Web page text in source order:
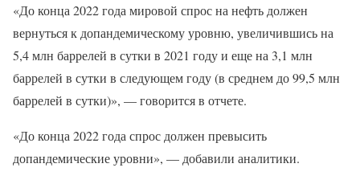
«До конца 2022 года мировой спрос на нефть должен
вернуться к допандемическому уровню, увеличившись на
5,4 млн баррелей в сутки в 2021 году и еще на 3,1 млн
баррелей в сутки в следующем году (в среднем до 99,5 млн
баррелей в сутки)», — говорится в отчете.
«До конца 2022 года спрос должен превысить
допандемические уровни», — добавили аналитики.